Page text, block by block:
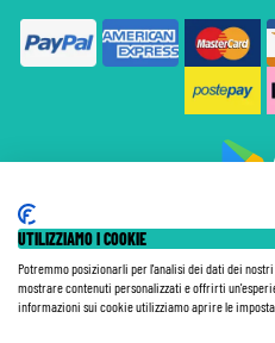
Le Tariffe pubblicate si intendono per persona (p.p.)
UTILIZZIAMO I COOKIE
Potremmo posizionarli per l'analisi dei dati dei
mostrare contenuti personalizzati e offrirti
informazioni sui cookie utilizziamo aprire le